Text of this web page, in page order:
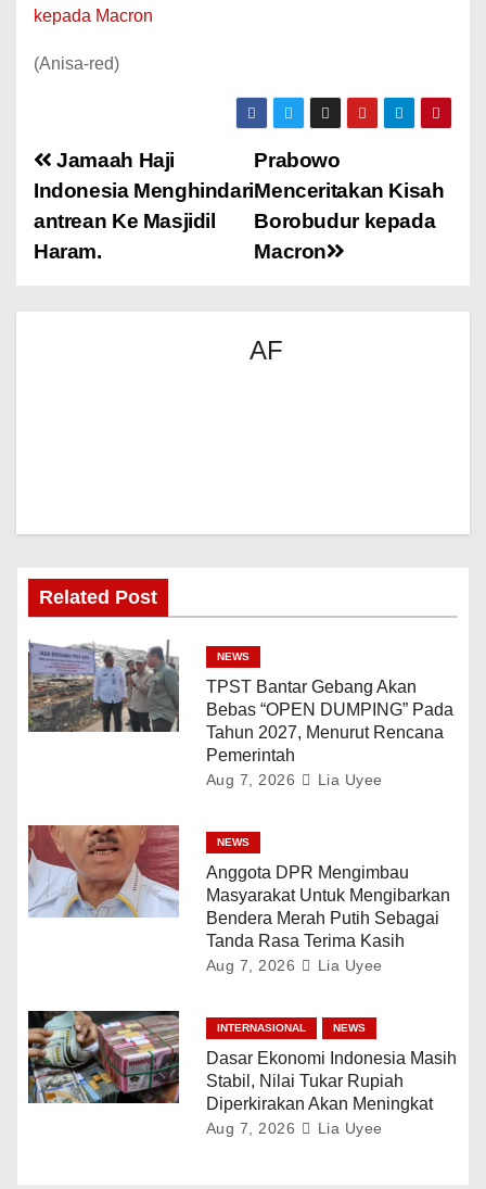
kepada Macron
(Anisa-red)
Prabowo
Menceritakan Kisah
Borobudur kepada
Macron
Jamaah Haji
Indonesia Menghindari
antrean Ke Masjidil
Haram.
AF
Related Post
NEWS
TPST Bantar Gebang Akan
Bebas “OPEN DUMPING” Pada
Tahun 2027, Menurut Rencana
Pemerintah
Aug 7, 2026 Lia Uyee
NEWS
Anggota DPR Mengimbau
Masyarakat Untuk Mengibarkan
Bendera Merah Putih Sebagai
Tanda Rasa Terima Kasih
Aug 7, 2026 Lia Uyee
INTERNASIONAL NEWS
Dasar Ekonomi Indonesia Masih
Stabil, Nilai Tukar Rupiah
Diperkirakan Akan Meningkat
Aug 7, 2026 Lia Uyee